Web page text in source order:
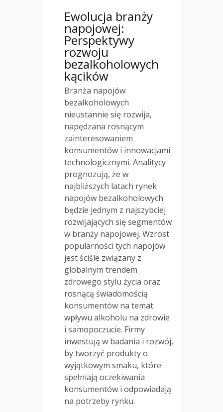
Ewolucja branży
napojowej:
Perspektywy
rozwoju
bezalkoholowych
kącików
Branża napojów
bezalkoholowych
nieustannie się rozwija,
napędzana rosnącym
zainteresowaniem
konsumentów i innowacjami
technologicznymi. Analitycy
prognozują, że w
najbliższych latach rynek
napojów bezalkoholowych
będzie jednym z najszybciej
rozwijających się segmentów
w branży napojowej. Wzrost
popularności tych napojów
jest ściśle związany z
globalnym trendem
zdrowego stylu życia oraz
rosnącą świadomością
konsumentów na temat
wpływu alkoholu na zdrowie
i samopoczucie. Firmy
inwestują w badania i rozwój,
by tworzyć produkty o
wyjątkowym smaku, które
spełniają oczekiwania
konsumentów i odpowiadają
na potrzeby rynku.